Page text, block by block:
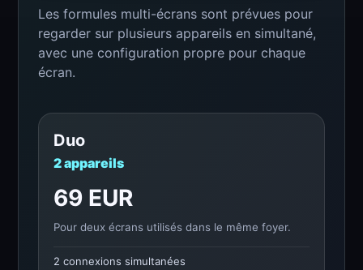
Les formules multi-écrans sont prévues pour
regarder sur plusieurs appareils en simultané,
avec une configuration propre pour chaque
écran.
Duo
2 appareils
69 EUR
Pour deux écrans utilisés dans le même foyer.
2 connexions simultanées